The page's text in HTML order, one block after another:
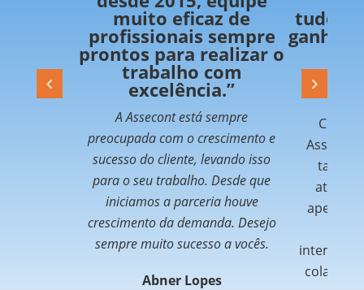
muito eficaz de
profissionais sempre
prontos para realizar o
trabalho com
excelência.”
A Assecont está sempre
preocupada com o crescimento e
sucesso do cliente, levando isso
para o seu trabalho. Desde que
iniciamos a parceria houve
crescimento da demanda. Desejo
sempre muito sucesso a vocês.
Abner Lopes
tudo
apenas